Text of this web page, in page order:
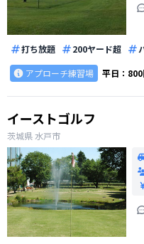
打ち放題 200ヤード超
アプローチ練習場
平日：
イーストゴルフ
茨城県水戸市